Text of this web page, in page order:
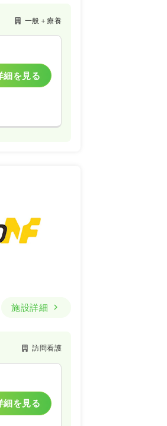
一般＋療養
細を見る
施設詳細
訪問看護
細を見る